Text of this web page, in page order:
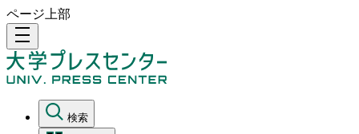
ページ上部
density_medium
検索